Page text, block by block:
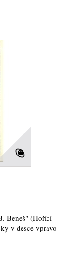
Beneš" (Hořící
v desce vpravo